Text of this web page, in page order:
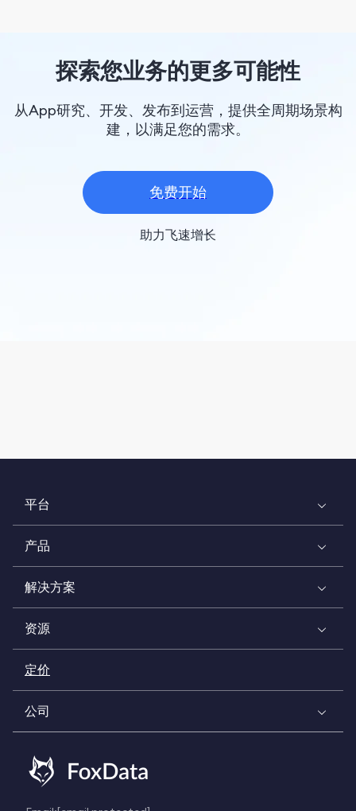
探索您业务的更多可能性
从App研究、开发、发布到运营，提供全周期场景构
建，以满足您的需求。
免费开始
助力飞速增长
平台
产品
解决方案
资源
定价
公司